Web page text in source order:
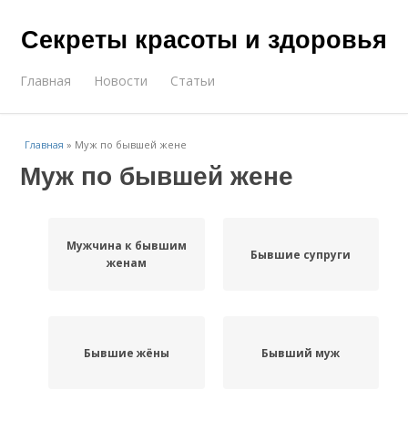
Секреты красоты и здоровья
Главная Новости Статьи
Главная » Муж по бывшей жене
Муж по бывшей жене
Мужчина к бывшим
женам
Бывшие супруги
Бывшие жёны Бывший муж